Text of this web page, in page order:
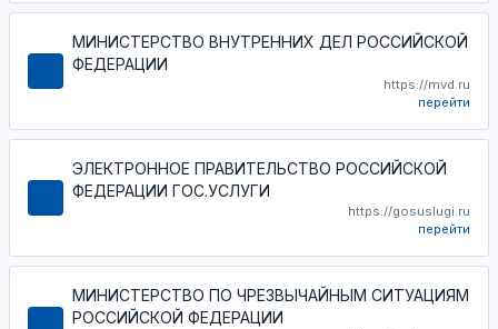
МИНИСТЕРСТВО ВНУТРЕННИХ ДЕЛ РОССИЙСКОЙ
ФЕДЕРАЦИИ
https://mvd.ru
перейти
ЭЛЕКТРОННОЕ ПРАВИТЕЛЬСТВО РОССИЙСКОЙ
ФЕДЕРАЦИИ ГОС.УСЛУГИ
https://gosuslugi.ru
перейти
МИНИСТЕРСТВО ПО ЧРЕЗВЫЧАЙНЫМ СИТУАЦИЯМ
РОССИЙСКОЙ ФЕДЕРАЦИИ